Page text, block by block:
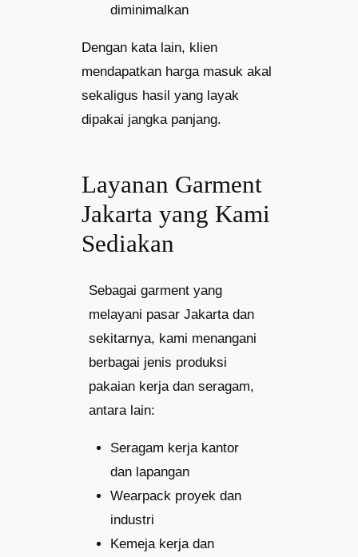
diminimalkan
Dengan kata lain, klien
mendapatkan harga masuk akal
sekaligus hasil yang layak
dipakai jangka panjang.
Layanan Garment
Jakarta yang Kami
Sediakan
Sebagai garment yang
melayani pasar Jakarta dan
sekitarnya, kami menangani
berbagai jenis produksi
pakaian kerja dan seragam,
antara lain:
Seragam kerja kantor
dan lapangan
Wearpack proyek dan
industri
Kemeja kerja dan